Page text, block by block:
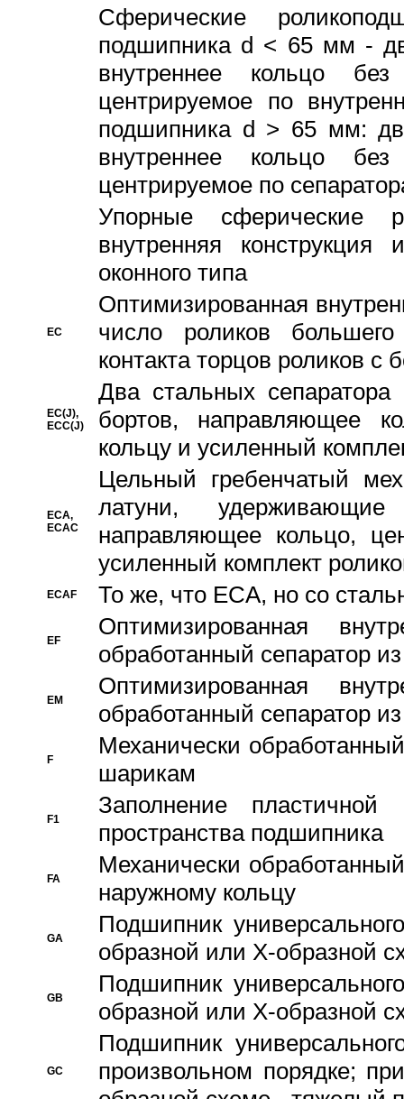
Сферические
подшипника d < 65 мм -
внутреннее кольцо
центрируемое по
подшипника d > 65 мм:
внутреннее кольцо
центрируемое по
Упорные сферические
внутренняя
оконного типа
EC
Oптимизированная
число роликов
контакта торцов роликов с
EC(J),
ECC(J)
Два стальных сепаратора
бортов, направляющее
кольцу и усиленный
ECA,
ECAC
Цельный гребенчатый
латуни,
направляющее кольцо,
усиленный комплект
ECAF То же, что ECA, но со
EF
Оптимизированная
обработанный сепаратор
EM
Оптимизированная
обработанный сепаратор
F
Механически
шарикам
F1
Заполнение
пространства подшипника
FA
Механически
наружному кольцу
GA
Подшипник
образной или Х-образной
GB
Подшипник
образной или Х-образной
GC
Подшипник
произвольном порядке;